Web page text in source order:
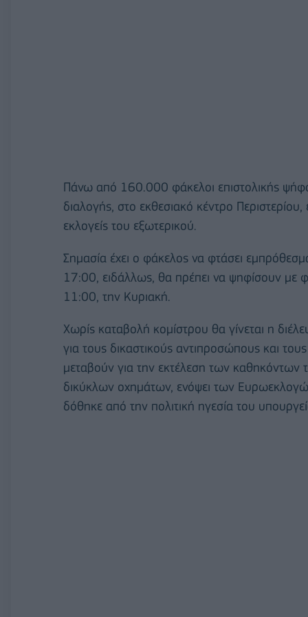
Πάνω από 160.000 φάκελοι επιστολικής
διαλογής, στο εκθεσιακό κέντρο
εκλογείς του εξωτερικού.
Σημασία έχει ο φάκελος να φτάσει
17:00, ειδάλλως, θα πρέπει να ψηφίσουν με
11:00, την Κυριακή.
Χωρίς καταβολή κομίστρου θα γίνεται η
για τους δικαστικούς αντιπροσώπους και
μεταβούν για την εκτέλεση των καθηκόντων
δικύκλων οχημάτων, ενόψει των
δόθηκε από την πολιτική ηγεσία του